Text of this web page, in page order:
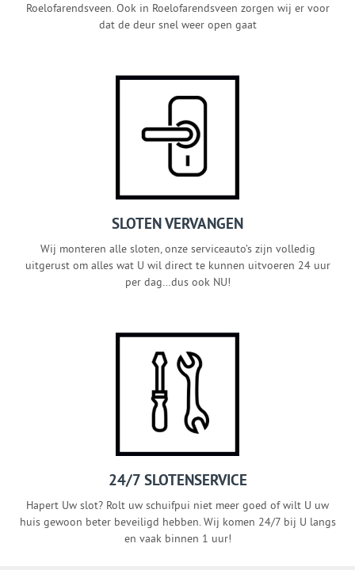
Roelofarendsveen. Ook in Roelofarendsveen zorgen wij er voor
dat de deur snel weer open gaat
SLOTEN VERVANGEN
Wij monteren alle sloten, onze serviceauto’s zijn volledig
uitgerust om alles wat U wil direct te kunnen uitvoeren 24 uur
per dag…dus ook NU!
24/7 SLOTENSERVICE
Hapert Uw slot? Rolt uw schuifpui niet meer goed of wilt U uw
huis gewoon beter beveiligd hebben. Wij komen 24/7 bij U langs
en vaak binnen 1 uur!